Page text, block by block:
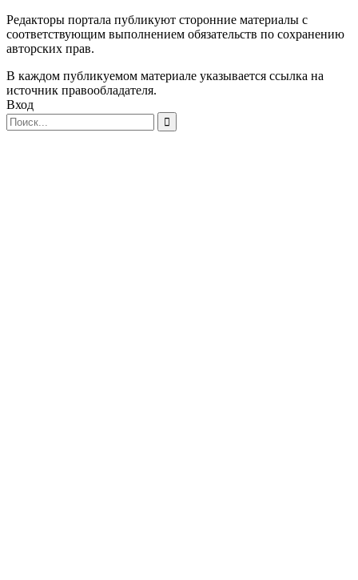
Редакторы портала публикуют сторонние материалы с
соответствующим выполнением обязательств по сохранению
авторских прав.
В каждом публикуемом материале указывается ссылка на
источник правообладателя.
Вход